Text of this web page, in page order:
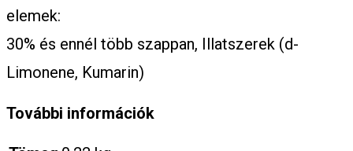
elemek:
30% és ennél több szappan, Illatszerek (d-
Limonene, Kumarin)
További információk